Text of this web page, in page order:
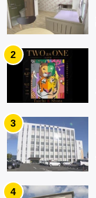
2
3
4